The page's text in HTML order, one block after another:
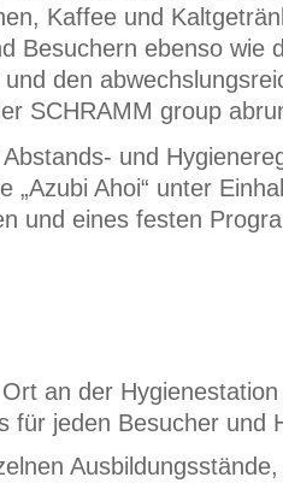
Kaffee und
Besuchern ebenso wie
den
SCHRAMM group
und
„Azubi Ahoi“ unter
und eines festen
an der
für jeden Besucher und